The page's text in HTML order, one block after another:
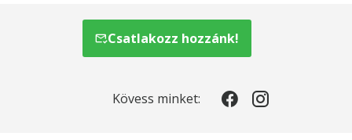
Csatlakozz hozzánk!
Kövess minket: